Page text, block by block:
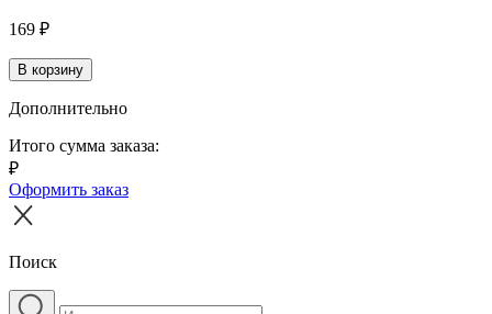
169 ₽
В корзину
Дополнительно
Итого сумма заказа:
₽
Оформить заказ
Поиск